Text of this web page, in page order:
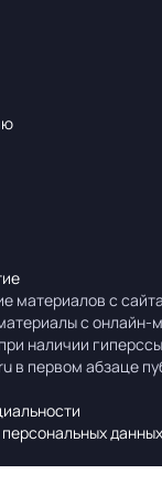
материалов с
с онлайн-
наличии
в первом абзаце
данных